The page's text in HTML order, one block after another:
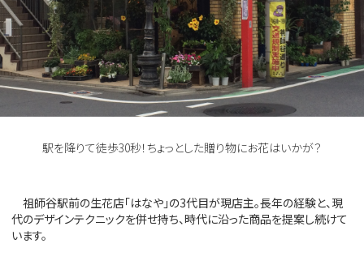
駅を降りて徒歩30秒！ちょっとした贈り物にお花はいかが？
祖師谷駅前の生花店「はなや」の3代目が現店主。長年の経験と、現
代のデザインテクニックを併せ持ち、時代に沿った商品を提案し続けて
います。